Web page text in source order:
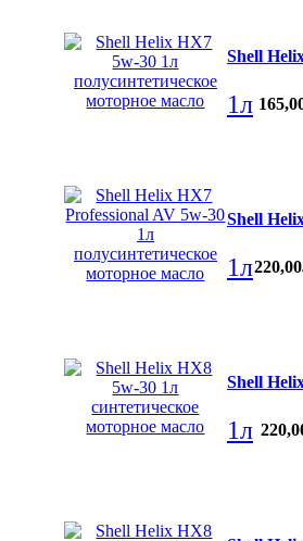
Shell
1л 165,
Shell
1л220,00
Shell
1л 220,